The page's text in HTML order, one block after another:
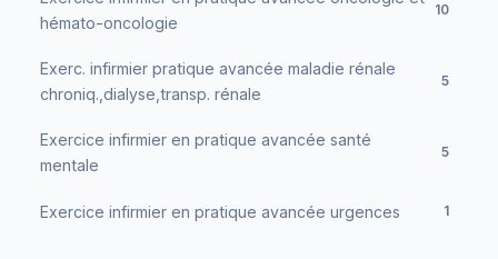
hémato-oncologie
10
Exerc. infirmier pratique avancée maladie rénale
chroniq.,dialyse,transp. rénale
5
Exercice infirmier en pratique avancée santé
mentale
5
Exercice infirmier en pratique avancée urgences 1